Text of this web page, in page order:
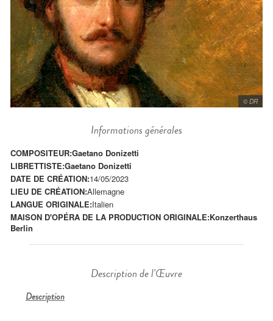
© DR
Informations générales
COMPOSITEUR:Gaetano Donizetti
LIBRETTISTE:Gaetano Donizetti
DATE DE CRÉATION:14/05/2023
LIEU DE CRÉATION:Allemagne
LANGUE ORIGINALE:Italien
MAISON D'OPÉRA DE LA PRODUCTION ORIGINALE:Konzerthaus
Berlin
Description de l'Œuvre
Description